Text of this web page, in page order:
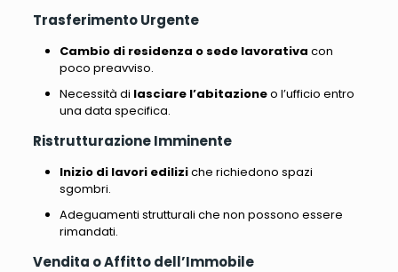
Trasferimento Urgente
Cambio di residenza o sede lavorativa con
poco preavviso.
Necessità di lasciare l’abitazioneo l’ufficio entro
una data specifica.
Ristrutturazione Imminente
Inizio di lavori ediliziche richiedono spazi
sgombri.
Adeguamenti strutturali che non possono essere
rimandati.
Vendita o Affitto dell’Immobile